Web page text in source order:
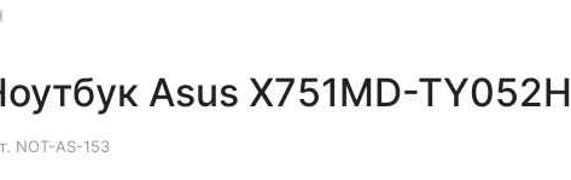
Asus X751MD-TY052H
NOT-AS-153